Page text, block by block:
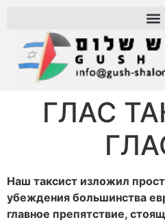
ГЛАС
Наш таксист изложил
убеждения большинства
главное препятствие,